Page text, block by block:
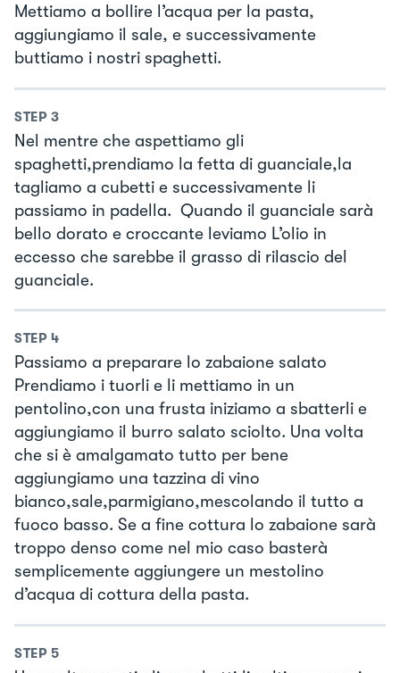
Mettiamo a bollire l’acqua per la pasta,
aggiungiamo il sale, e successivamente
buttiamo i nostri spaghetti.
STEP 3
Nel mentre che aspettiamo gli
spaghetti,prendiamo la fetta di guanciale,la
tagliamo a cubetti e successivamente li
passiamo in padella. Quando il guanciale sarà
bello dorato e croccante leviamo L’olio in
eccesso che sarebbe il grasso di rilascio del
guanciale.
STEP 4
Passiamo a preparare lo zabaione salato
Prendiamo i tuorli e li mettiamo in un
pentolino,con una frusta iniziamo a sbatterli e
aggiungiamo il burro salato sciolto. Una volta
che si è amalgamato tutto per bene
aggiungiamo una tazzina di vino
bianco,sale,parmigiano,mescolando il tutto a
fuoco basso. Se a fine cottura lo zabaione sarà
troppo denso come nel mio caso basterà
semplicemente aggiungere un mestolino
d’acqua di cottura della pasta.
STEP 5